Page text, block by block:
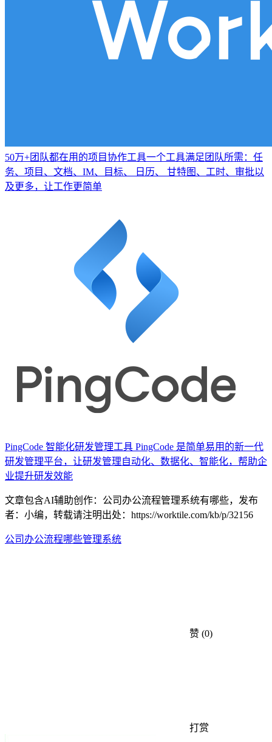
50万+团队都在用的项目协作工具一个工具满足团队所需：任
务、项目、文档、IM、目标、 日历、 甘特图、工时、审批以
及更多，让工作更简单
PingCode 智能化研发管理工具 PingCode 是简单易用的新一代
研发管理平台，让研发管理自动化、数据化、智能化，帮助企
业提升研发效能
文章包含AI辅助创作：公司办公流程管理系统有哪些，发布
者：小编，转载请注明出处： https://worktile.com/kb/p/32156
公司 办公流程哪些管理系统
赞 (0)
打赏